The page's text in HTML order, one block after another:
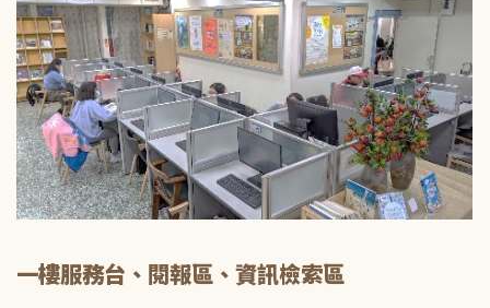
一樓服務台、閱報區、資訊檢索區